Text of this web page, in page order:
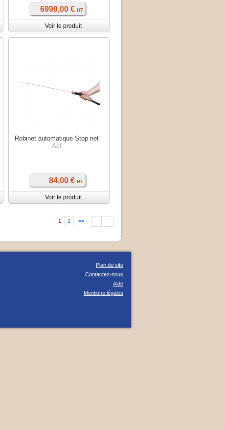
6990,00 € HT
Voir le produit
Robinet automatique Stop net
Acf
84,00 € HT
Voir le produit
1 2 >>
Plan du site
Contactez-nous
Aide
Mentions légales